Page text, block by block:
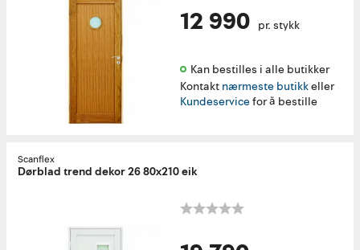
12 990 pr. stykk
Kan bestilles i alle butikker
Kontakt nærmeste butikkeller
Kundeservicefor å bestille
Scanflex
Dørblad trend dekor 26 80x210 eik